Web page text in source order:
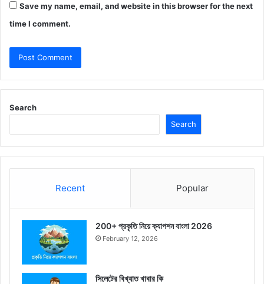
Save my name, email, and website in this browser for the next
time I comment.
Search
Search
Recent Popular
200+ প্রকৃতি নিয়ে ক্যাপশন বাংলা 2026
February 12, 2026
সিলেটের বিখ্যাত খাবার কি